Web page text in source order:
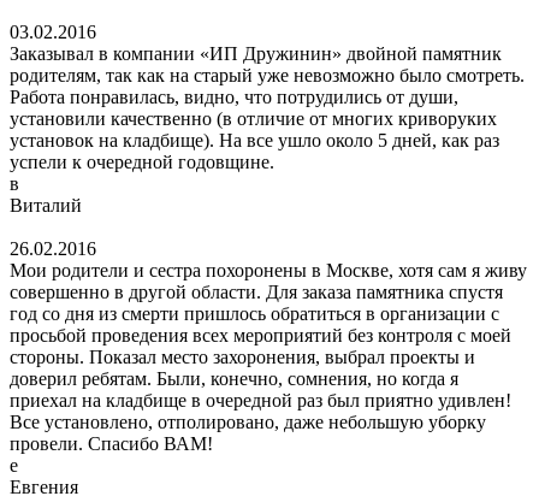
03.02.2016
Заказывал в компании «ИП Дружинин» двойной памятник
родителям, так как на старый уже невозможно было смотреть.
Работа понравилась, видно, что потрудились от души,
установили качественно (в отличие от многих криворуких
установок на кладбище). На все ушло около 5 дней, как раз
успели к очередной годовщине.
в
Виталий
26.02.2016
Мои родители и сестра похоронены в Москве, хотя сам я живу
совершенно в другой области. Для заказа памятника спустя
год со дня из смерти пришлось обратиться в организации с
просьбой проведения всех мероприятий без контроля с моей
стороны. Показал место захоронения, выбрал проекты и
доверил ребятам. Были, конечно, сомнения, но когда я
приехал на кладбище в очередной раз был приятно удивлен!
Все установлено, отполировано, даже небольшую уборку
провели. Спасибо ВАМ!
е
Евгения